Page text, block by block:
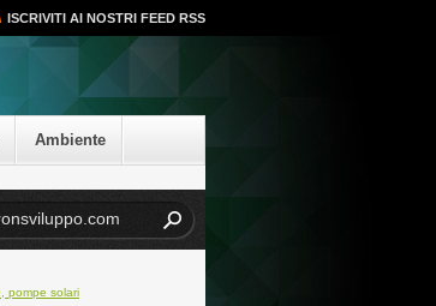
ISCRIVITI AI NOSTRI FEED RSS
Ambiente